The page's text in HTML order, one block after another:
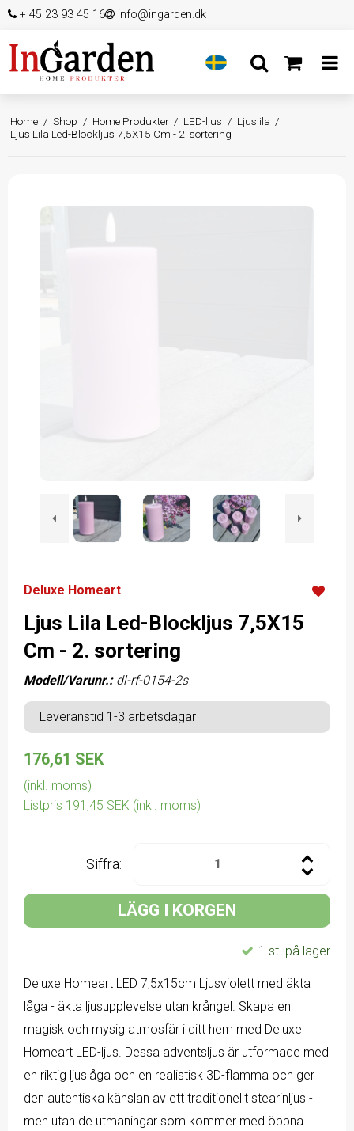
+ 45 23 93 45 16 info@ingarden.dk
Home / Shop / Home Produkter / LED-ljus / Ljuslila /
Ljus Lila Led-Blockljus 7,5X15 Cm - 2. sortering
Deluxe Homeart
Ljus Lila Led-Blockljus 7,5X15
Cm - 2. sortering
Modell/Varunr.: dl-rf-0154-2s
Leveranstid 1-3 arbetsdagar
176,61 SEK
(inkl. moms)
Listpris 191,45 SEK (inkl. moms)
Siffra:
LÄGG I KORGEN
1 st. på lager
Deluxe Homeart LED 7,5x15cm Ljusviolett med äkta
låga - äkta ljusupplevelse utan krångel. Skapa en
magisk och mysig atmosfär i ditt hem med Deluxe
Homeart LED-ljus. Dessa adventsljus är utformade med
en riktig ljuslåga och en realistisk 3D-flamma och ger
den autentiska känslan av ett traditionellt stearinljus -
men utan de utmaningar som kommer med öppna